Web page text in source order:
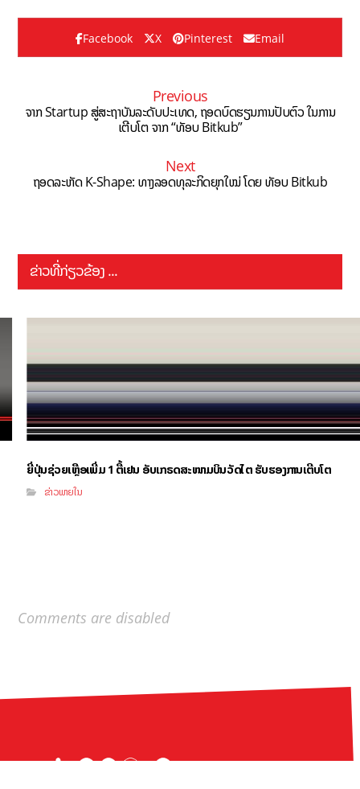
Facebook X Pinterest Email
Previous
ຈາກ Startup ສູ່ສະຖາບັນລະດັບປະເທດ, ຖອດບົດຮຽນການປັບຕົວ ໃນການ
ເຕີບໂຕ ຈາກ “ທັອບ Bitkub”
Next
ຖອດລະຫັດ K-Shape: ທາງລອດທຸລະກິດຍຸກໃໝ່ ໂດຍ ທັອບ Bitkub
ຂ່າວທີ່ກ່ຽວຂ້ອງ ...
ຍີ່ປຸ່ນຊ່ວຍເຫຼືອເພີ່ມ 1 ຕື້ເຢນ ອັບເກຣດສະໜາມບິນວັດໄຕ ຮັບຮອງການເຕີບໂຕ
ຂ່າວພາຍໃນ
Comments are disabled